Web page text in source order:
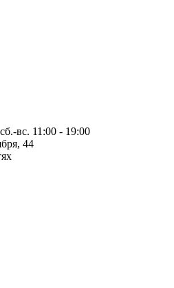
вс. 11:00 - 19:00
44